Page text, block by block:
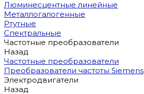
Люминесцентные линейные
Металлогалогенные
Ртутные
Спектральные
Частотные преобразователи
Назад
Частотные преобразователи
Преобразователи частоты Siemens
Электродвигатели
Назад